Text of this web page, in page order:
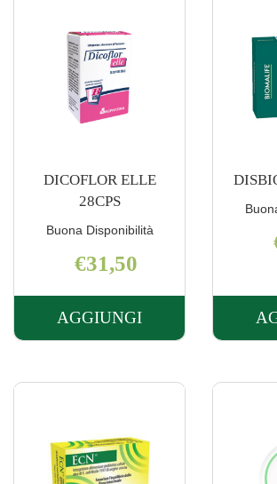
DICOFLOR ELLE
28CPS
Buona Disponibilità
€31,50
AGGIUNGI
AGGIUNGI DICOFLOR